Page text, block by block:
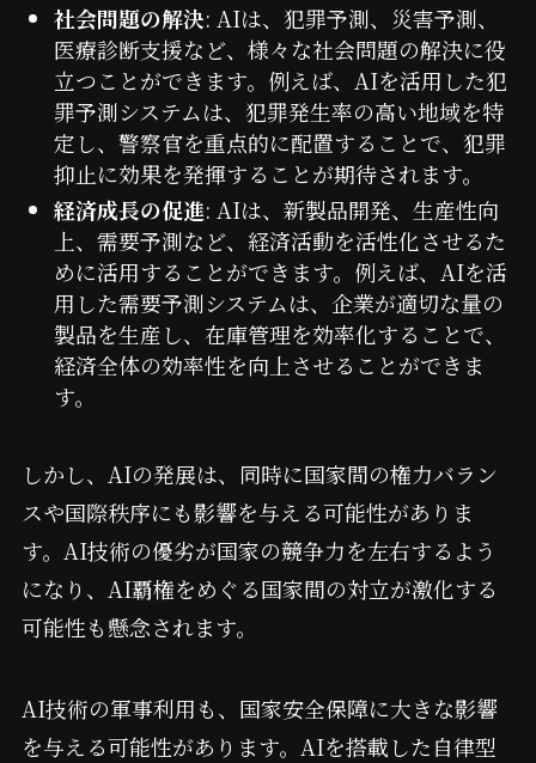
社会問題の解決: AIは、犯罪予測、災害予測、
医療診断支援など、様々な社会問題の解決に役
立つことができます。例えば、AIを活用した犯
罪予測システムは、犯罪発生率の高い地域を特
定し、警察官を重点的に配置することで、犯罪
抑止に効果を発揮することが期待されます。
経済成長の促進: AIは、新製品開発、生産性向
上、需要予測など、経済活動を活性化させるた
めに活用することができます。例えば、AIを活
用した需要予測システムは、企業が適切な量の
製品を生産し、在庫管理を効率化することで、
経済全体の効率性を向上させることができま
す。
しかし、AIの発展は、同時に国家間の権力バラン
スや国際秩序にも影響を与える可能性がありま
す。AI技術の優劣が国家の競争力を左右するよう
になり、AI覇権をめぐる国家間の対立が激化する
可能性も懸念されます。
AI技術の軍事利用も、国家安全保障に大きな影響
を与える可能性があります。AIを搭載した自律型